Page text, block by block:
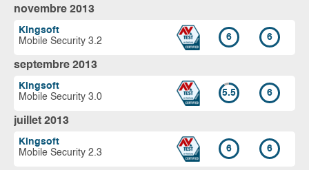
novembre 2013
Kingsoft
Mobile Security 3.2
6 6
septembre 2013
Kingsoft
Mobile Security 3.0
5.5 6
juillet 2013
Kingsoft
Mobile Security 2.3
6 6